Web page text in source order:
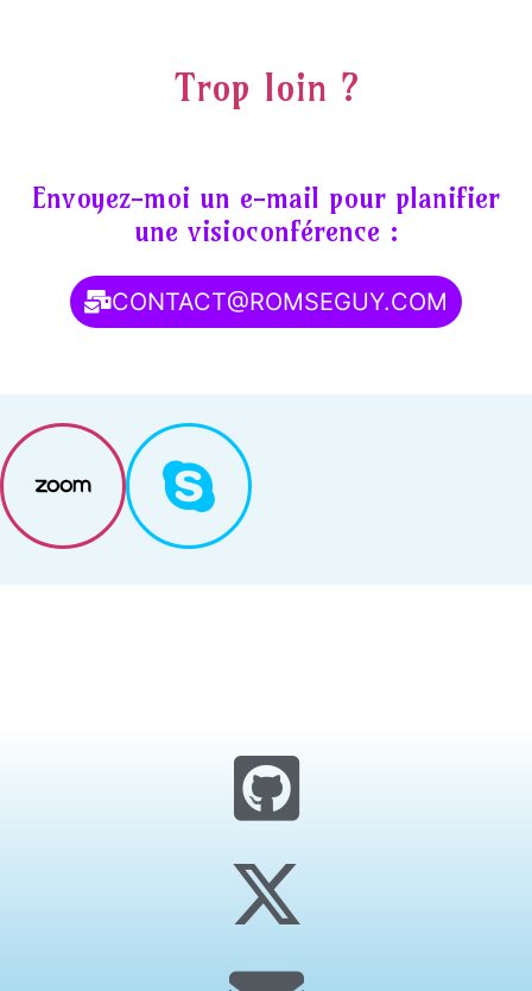
Trop loin ?
Envoyez-moi un e-mail pour planifier
une visioconférence :
CONTACT@ROMSEGUY.COM